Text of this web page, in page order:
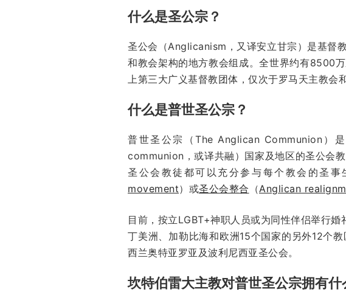
什么是圣公宗？
圣公会（Anglicanism，又译安立甘宗）是基督
和教会架构的地方教会组成。全世界约有8500
上第三大广义基督教团体，仅次于罗马天主教会
什么是普世圣公宗？
普世圣公宗（The Anglican Communion）
communion，或译共融）国家及地区的圣公会
圣公会教徒都可以充分参与每个教会的圣
movement）或圣公会整合 （Anglican
目前，按立LGBT+神职人员或为同性伴侣举行
丁美洲、加勒比海和欧洲15个国家的另外12个
西兰奥特亚罗亚及波利尼西亚圣公会。
坎特伯雷大主教对普世圣公宗拥有什